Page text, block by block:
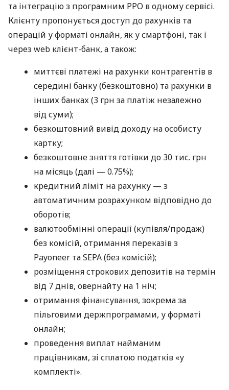
та інтеграцію з програмним РРО в одному сервісі.
Клієнту пропонується доступ до рахунків та
операцій у форматі онлайн, як у смартфоні, так і
через web клієнт-банк, а також:
миттєві платежі на рахунки контрагентів в
середині банку (безкоштовно) та рахунки в
інших банках (3 грн за платіж незалежно
від суми);
безкоштовний вивід доходу на особисту
картку;
безкоштовне зняття готівки до 30 тис. грн
на місяць (далі — 0.75%);
кредитний ліміт на рахунку — з
автоматичним розрахунком відповідно до
оборотів;
валютообмінні операції (купівля/продаж)
без комісій, отримання переказів з
Payoneer та SEPA (без комісій);
розміщення строкових депозитів на термін
від 7 днів, овернайту на 1 ніч;
отримання фінансування, зокрема за
пільговими держпрограмами, у форматі
онлайн;
проведення виплат найманим
працівникам, зі сплатою податків «у
комплекті».